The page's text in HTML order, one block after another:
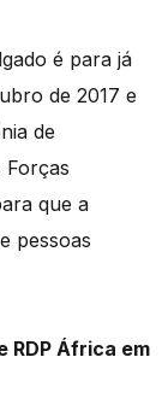
é para já
de 2017 e
de
Forças
que a
pessoas
RDP África em